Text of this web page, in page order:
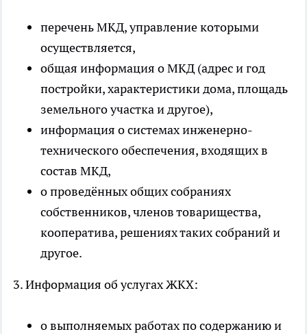
перечень МКД, управление которыми
осуществляется,
общая информация о МКД (адрес и год
постройки, характеристики дома, площадь
земельного участка и другое),
информация о системах инженерно-
технического обеспечения, входящих в
состав МКД,
о проведённых общих собраниях
собственников, членов товарищества,
кооператива, решениях таких собраний и
другое.
3. Информация об услугах ЖКХ:
о выполняемых работах по содержанию и